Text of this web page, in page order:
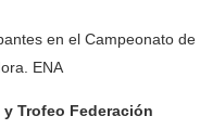
en el Campeonato de
ENA
Trofeo Federación